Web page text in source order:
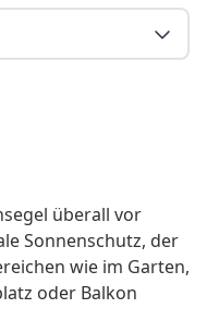
überall vor
Sonnenschutz, der
wie im Garten,
oder Balkon